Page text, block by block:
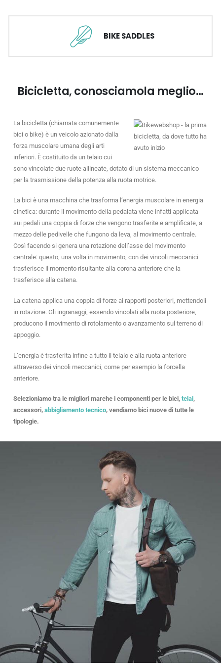
BIKE SADDLES
Bicicletta, conosciamola meglio…
La bicicletta (chiamata comunemente
bici o bike) è un veicolo azionato dalla
forza muscolare umana degli arti
inferiori. È costituito da un telaio cui
sono vincolate due ruote allineate, dotato di un sistema meccanico
per la trasmissione della potenza alla ruota motrice.
La bici è una macchina che trasforma l’energia muscolare in energia
cinetica: durante il movimento della pedalata viene infatti applicata
sui pedali una coppia di forze che vengono trasferite e amplificate, a
mezzo delle pedivelle che fungono da leva, al movimento centrale.
Così facendo si genera una rotazione dell’asse del movimento
centrale: questo, una volta in movimento, con dei vincoli meccanici
trasferisce il momento risultante alla corona anteriore che la
trasferisce alla catena.
La catena applica una coppia di forze ai rapporti posteriori, mettendoli
in rotazione. Gli ingranaggi, essendo vincolati alla ruota posteriore,
producono il movimento di rotolamento o avanzamento sul terreno di
appoggio.
L’energia è trasferita infine a tutto il telaio e alla ruota anteriore
attraverso dei vincoli meccanici, come per esempio la forcella
anteriore.
Selezioniamo tra le migliori marche i componenti per le bici, telai,
accessori, abbigliamento tecnico, vendiamo bici nuove di tutte le
tipologie.